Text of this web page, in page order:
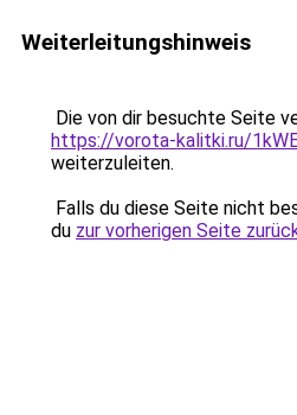
Weiterleitungshinweis
Die von dir besuchte Seite
https://vorota-kalitki.ru/
weiterzuleiten.
Falls du diese Seite nicht
du zur vorherigen Seite